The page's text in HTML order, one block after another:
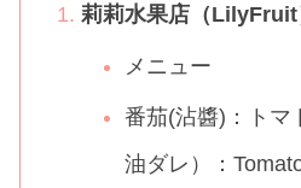
莉莉水果店（LilyFruit
メニュー
番茄(沾醬)：トマ
油ダレ）：